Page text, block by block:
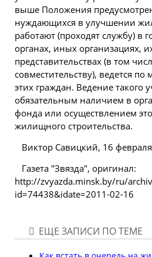
выше Положения
нуждающихся в улучшении
работают (проходят службу) в
органах, иных организациях,
представительствах (в том
совместительству), ведется
этих граждан. Ведение такого
обязательным наличием в
фонда или осуществлением
жилищного строительства.
Виктор Савицкий, 16
Газета "Звязда", оригинал:
http://zvyazda.minsk.by/ru/
id=74438&idate=2011-02-16
ЕЩЕ ЗАПИСИ ПО ТЕМЕ